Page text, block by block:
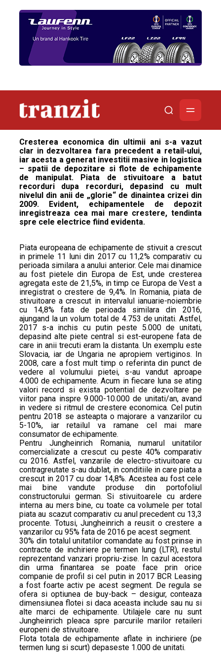
Cresterea economica din ultimii ani s-a vazut
clar in dezvoltarea fara precedent a retail-ului,
iar acesta a generat investitii masive in logistica
– spatii de depozitare si flote de echipamente
de manipulat. Piata de stivuitoare a batut
recorduri dupa recorduri, depasind cu mult
nivelul din anii de „glorie“ de dinaintea crizei din
2009. Evident, echipamentele de depozit
inregistreaza cea mai mare crestere, tendinta
spre cele electrice fiind evidenta.
Piata europeana de echipamente de stivuit a crescut
in primele 11 luni din 2017 cu 11,2% comparativ cu
perioada similara a anului anterior. Cele mai dinamice
au fost pietele din Europa de Est, unde cresterea
agregata este de 21,5%, in timp ce Europa de Vest a
inregistrat o crestere de 9,4%. In Romania, piata de
stivuitoare a crescut in intervalul ianuarie-noiembrie
cu 14,8% fata de perioada similara din 2016,
ajungand la un volum total de 4.753 de unitati. Astfel,
2017 s-a inchis cu putin peste 5.000 de unitati,
depasind alte piete central si est-europene fata de
care in anii trecuti eram la distanta. Un exemplu este
Slovacia, iar de Ungaria ne apropiem vertiginos. In
2008, care a fost mult timp o referinta din punct de
vedere al volumului pietei, s-au vandut aproape
4.000 de echipamente. Acum in fiecare luna se ating
valori record si exista potential de dezvoltare pe
viitor pana inspre 9.000-10.000 de unitati/an, avand
in vedere si ritmul de crestere economica. Cel putin
pentru 2018 se asteapta o majorare a vanzarilor cu
5-10%, iar retailul va ramane cel mai mare
consumator de echipamente.
Pentru Jungheinrich Romania, numarul unitatilor
comercializate a crescut cu peste 40% comparativ
cu 2016. Astfel, vanzarile de electro-stivuitoare cu
contragreutate s-au dublat, in conditiile in care piata a
crescut in 2017 cu doar 14,8%. Acestea au fost cele
mai bine vandute produse din portofoliul
constructorului german. Si stivuitoarele cu ardere
interna au mers bine, cu toate ca volumele per total
piata au scazut comparativ cu anul precedent cu 13,3
procente. Totusi, Jungheinrich a reusit o crestere a
vanzarilor cu 95% fata de 2016 pe acest segment.
30% din totalul unitatilor comandate au fost prinse in
contracte de inchiriere pe termen lung (LTR), restul
reprezentand vanzari propriu-zise. In cazul acestora
din urma finantarea se poate face prin orice
companie de profil si cel putin in 2017 BCR Leasing
a fost foarte activ pe acest segment. De regula se
ofera si optiunea de buy-back – desigur, conteaza
dimensiunea flotei si daca aceasta include sau nu si
alte marci de echipamente. Utilajele care nu sunt
Jungheinrich pleaca spre parcurile marilor retaileri
europeni de stivuitoare.
Flota totala de echipamente aflate in inchiriere (pe
termen lung si scurt) depaseste 1.000 de unitati.